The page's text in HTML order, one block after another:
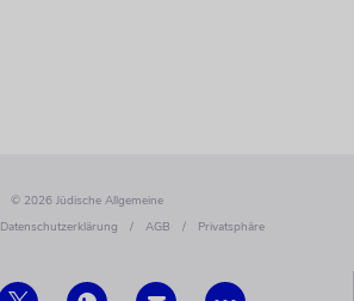
© 2026 Jüdische Allgemeine
Datenschutzerklärung / AGB / Privatsphäre